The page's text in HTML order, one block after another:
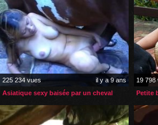
225 234 vues
il y a 9 ans
Asiatique sexy baisée par un cheval
19 798
Petite